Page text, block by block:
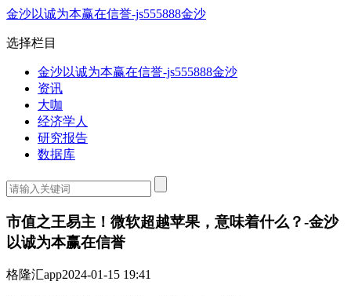
金沙以诚为本赢在信誉-js555888金沙
选择栏目
金沙以诚为本赢在信誉-js555888金沙
资讯
大咖
经济学人
研究报告
数据库
市值之王易主！微软超越苹果，意味着什么？-金沙
以诚为本赢在信誉
格隆汇app2024-01-15 19:41